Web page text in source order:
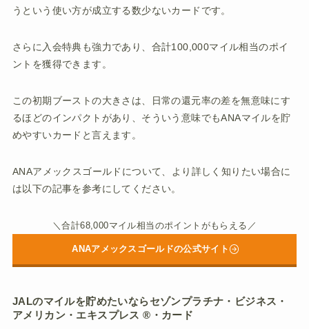
うという使い方が成立する数少ないカードです。
さらに入会特典も強力であり、合計100,000マイル相当のポイ
ントを獲得できます。
この初期ブーストの大きさは、日常の還元率の差を無意味にす
るほどのインパクトがあり、そういう意味でもANAマイルを貯
めやすいカードと言えます。
ANAアメックスゴールドについて、より詳しく知りたい場合に
は以下の記事を参考にしてください。
＼合計68,000マイル相当のポイントがもらえる／
ANAアメックスゴールドの公式サイト
JALのマイルを貯めたいならセゾンプラチナ・ビジネス・
アメリカン・エキスプレス ®・カード